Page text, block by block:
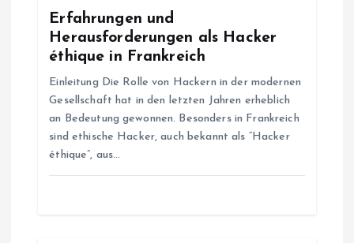
Erfahrungen und
Herausforderungen als Hacker
éthique in Frankreich
Einleitung Die Rolle von Hackern in der modernen
Gesellschaft hat in den letzten Jahren erheblich
an Bedeutung gewonnen. Besonders in Frankreich
sind ethische Hacker, auch bekannt als “Hacker
éthique”, aus…